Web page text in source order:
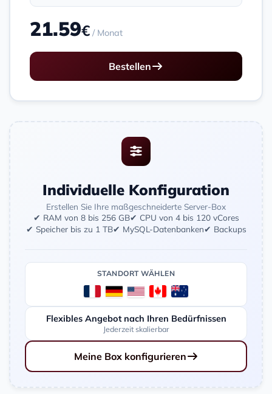
21.59€ / Monat
Bestellen
Individuelle Konfiguration
Erstellen Sie Ihre maßgeschneiderte Server-Box
✔ RAM von 8 bis 256 GB✔ CPU von 4 bis 120 vCores
✔ Speicher bis zu 1 TB✔ MySQL-Datenbanken✔ Backups
STANDORT WÄHLEN
Flexibles Angebot nach Ihren Bedürfnissen
Jederzeit skalierbar
Meine Box konfigurieren